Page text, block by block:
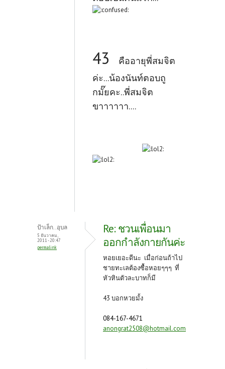
43
คืออายุพี่สมจิต
ค่ะ...น้องนันท์ตอบถู
กมั๊ยคะ..พี่สมจิต
ขาาาาาา....
ป้าเล็ก..อุบล
5 ธันวาคม,
2011 - 20:47
permalink
Re: ชวนเพื่อนมา
ออกกำลังกายกันค่ะ
หอยเยอะดีนะ เมื่อก่อนถ้าไป
ชายทะเลต้องซื้อหอยๆๆๆ ที่
หัวหินตัวละบาทก็มี
43 บอกหวยมั้ง
084-167-4671
anongrat2508@hotmail.com